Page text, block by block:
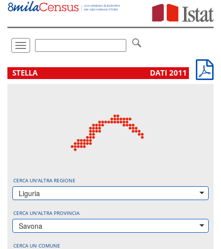
Vai
direttamente
Toggle
navigation
.
STELLA DATI 2011
CERCA UN'ALTRA REGIONE
Liguria
CERCA UN'ALTRA PROVINCIA
Savona
CERCA UN COMUNE